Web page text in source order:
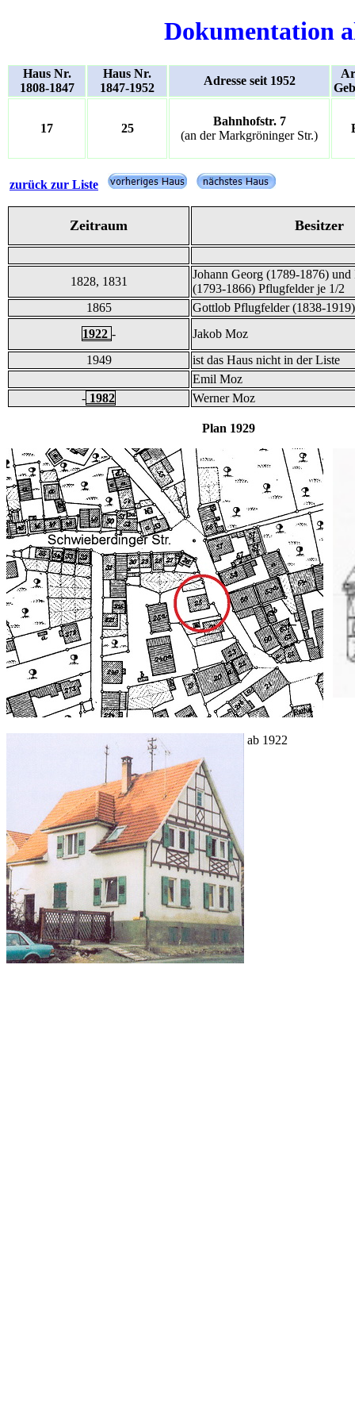
Dokumentation
Haus Nr.
1808-1847
Haus Nr.
1847-1952
Adresse seit 1952
17 25
Bahnhofstr. 7
(an der Markgröninger Str.)
zurück zur Liste
Zeitraum Besitzer
1828, 1831
Johann Georg (1789-1876) und
(1793-1866) Pflugfelder je 1/2
1865
Gottlob Pflugfelder (1838-1919)
1922 -
Jakob Moz
1949
ist das Haus nicht in der Liste
Emil Moz
- 1982 Werner Moz
Plan
ab 1922